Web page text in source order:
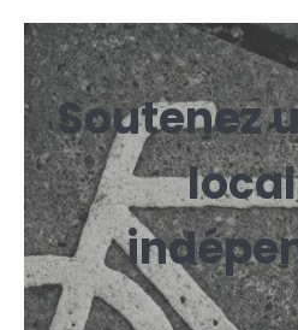
Soutenez